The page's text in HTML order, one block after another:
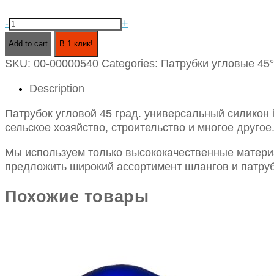
Патрубок
град.
силикон
id50х150х150
quantity
- +
Add to cart В 1 клик!
SKU: 00-00000540 Categories: Патрубки угловые 45°
Description
Патрубок угловой 45 град. универсальный
сельское хозяйство, строительство и многое
Мы используем только высококачественные
предложить широкий ассортимент шлангов и
Похожие товары